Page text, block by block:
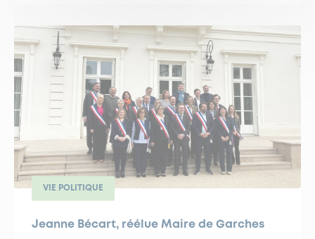
VIE POLITIQUE
Jeanne Bécart, réélue Maire de Garches